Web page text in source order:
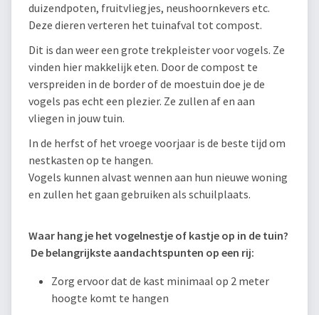
duizendpoten, fruitvliegjes, neushoornkevers etc.
Deze dieren verteren het tuinafval tot compost.
Dit is dan weer een grote trekpleister voor vogels. Ze
vinden hier makkelijk eten. Door de compost te
verspreiden in de border of de moestuin doe je de
vogels pas echt een plezier. Ze zullen af en aan
vliegen in jouw tuin.
In de herfst of het vroege voorjaar is de beste tijd om
nestkasten op te hangen.
Vogels kunnen alvast wennen aan hun nieuwe woning
en zullen het gaan gebruiken als schuilplaats.
Waar hang je het vogelnestje of kastje op in de tuin?
De belangrijkste aandachtspunten op een rij:
Zorg ervoor dat de kast minimaal op 2 meter
hoogte komt te hangen